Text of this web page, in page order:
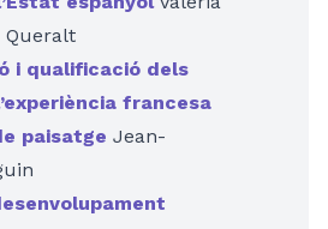
Queralt
i qualificació dels
francesa
paisatge Jean-